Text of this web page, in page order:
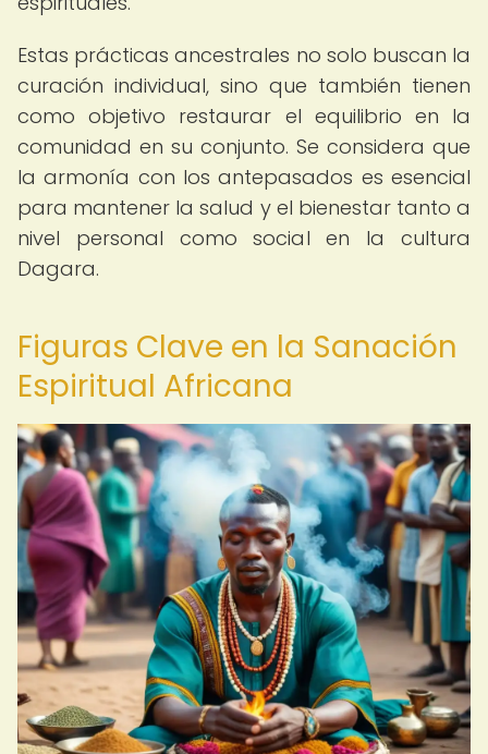
Estas prácticas ancestrales no solo buscan la
curación individual, sino que también tienen
como objetivo restaurar el equilibrio en la
comunidad en su conjunto. Se considera que
la armonía con los antepasados es esencial
para mantener la salud y el bienestar tanto a
nivel personal como social en la cultura
Dagara.
Figuras Clave en la Sanación
Espiritual Africana